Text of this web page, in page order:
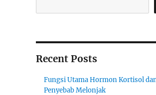
Recent Posts
Fungsi Utama Hormon Kortisol
Penyebab Melonjak